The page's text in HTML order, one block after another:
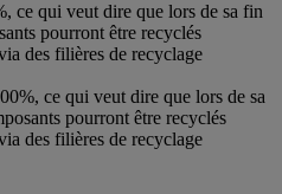
ce qui veut dire que lors de sa fin
pourront être recyclés
des filières de recyclage
ce qui veut dire que lors de sa
pourront être recyclés
des filières de recyclage